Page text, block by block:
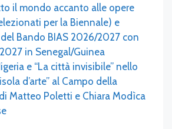
il mondo accanto alle opere
per la Biennale) e
Bando BIAS 2026/2027 con
in Senegal/Guinea
e “La città invisibile” nello
d’arte” al Campo della
Matteo Poletti e Chiara Modìca